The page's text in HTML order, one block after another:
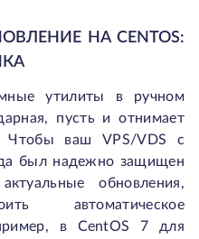
НА CENTOS:
утилиты в ручном
пусть и отнимает
Чтобы ваш VPS/VDS с
был надежно защищен
обновления,
автоматическое
в CentOS 7 для